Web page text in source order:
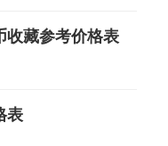
收藏参考价格表
表